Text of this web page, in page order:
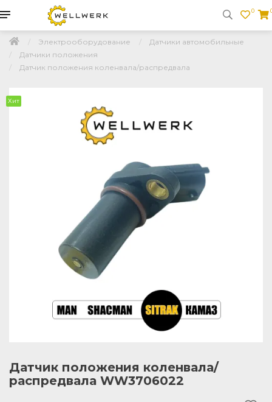
0
Электрооборудование
Датчики автомобильные
Датчики положения
Датчик положения коленвала/распредвала
Хит
Датчик положения коленвала/
распредвала WW3706022